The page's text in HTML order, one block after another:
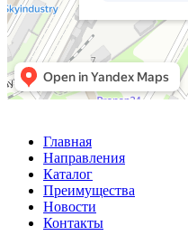
Главная
Направления
Каталог
Преимущества
Новости
Контакты